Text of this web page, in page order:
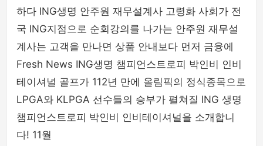
하다 ING생명 안주원 재무설계사 고령화 사회가 전
국 ING지점으로 순회강의를 나가는 안주원 재무설
계사는 고객을 만나면 상품 안내보다 먼저 금융에
Fresh News ING생명 챔피언스트로피 박인비 인비
테이셔널 골프가 112년 만에 올림픽의 정식종목으로
LPGA와 KLPGA 선수들의 승부가 펼쳐질 ING 생명
챔피언스트로피 박인비 인비테이셔널을 소개합니
다! 11월